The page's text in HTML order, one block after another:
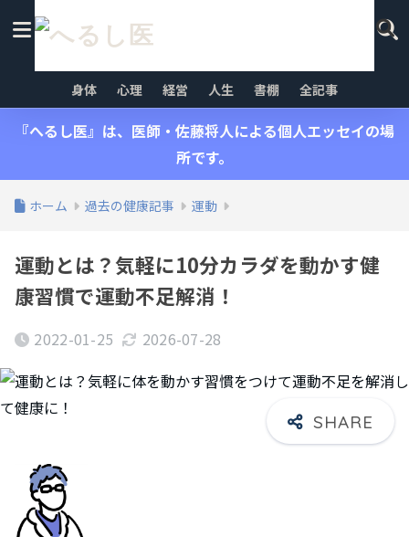
身体 心理 経営 人生 書棚 全記事
『へるし医』は、医師・佐藤将人による個人エッセイの場
所です。
ホーム 過去の健康記事 運動
運動とは？気軽に10分カラダを動かす健
康習慣で運動不足解消！
2022-01-25 2026-07-28